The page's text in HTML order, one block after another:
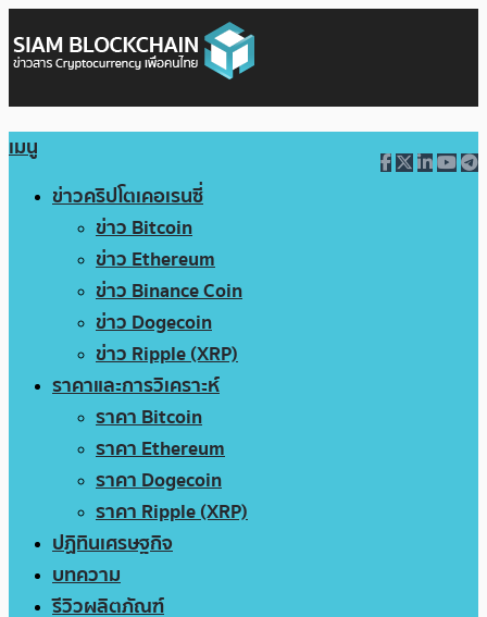
เมนู
ข่าวคริปโตเคอเรนซี่
ข่าว Bitcoin
ข่าว Ethereum
ข่าว Binance Coin
ข่าว Dogecoin
ข่าว Ripple (XRP)
ราคาและการวิเคราะห์
ราคา Bitcoin
ราคา Ethereum
ราคา Dogecoin
ราคา Ripple (XRP)
ปฏิทินเศรษฐกิจ
บทความ
รีวิวผลิตภัณฑ์